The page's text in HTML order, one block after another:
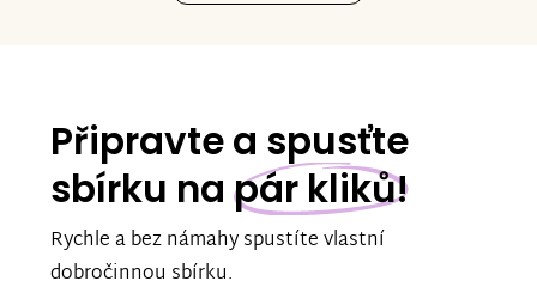
Připravte a spusťte
sbírku na pár kliků!
Rychle a bez námahy spustíte vlastní
dobročinnou sbírku.